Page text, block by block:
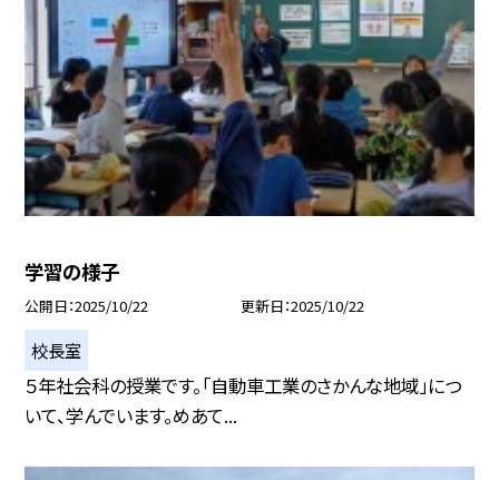
学習の様子
公開日 2025/10/22 更新日 2025/10/22
校長室
５年社会科の授業です。「自動車工業のさかんな地域」につ
いて、学んでいます。めあて...